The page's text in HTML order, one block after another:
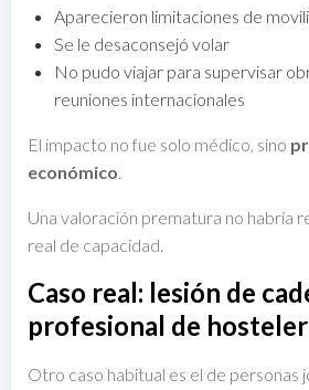
Aparecieron limitaciones de
Se le desaconsejó volar
No pudo viajar para supervisar
reuniones internacionales
El impacto no fue solo médico, sino
económico.
Una valoración prematura no habría
real de capacidad.
Caso real: lesión de
profesional de
Otro caso habitual es el de personas